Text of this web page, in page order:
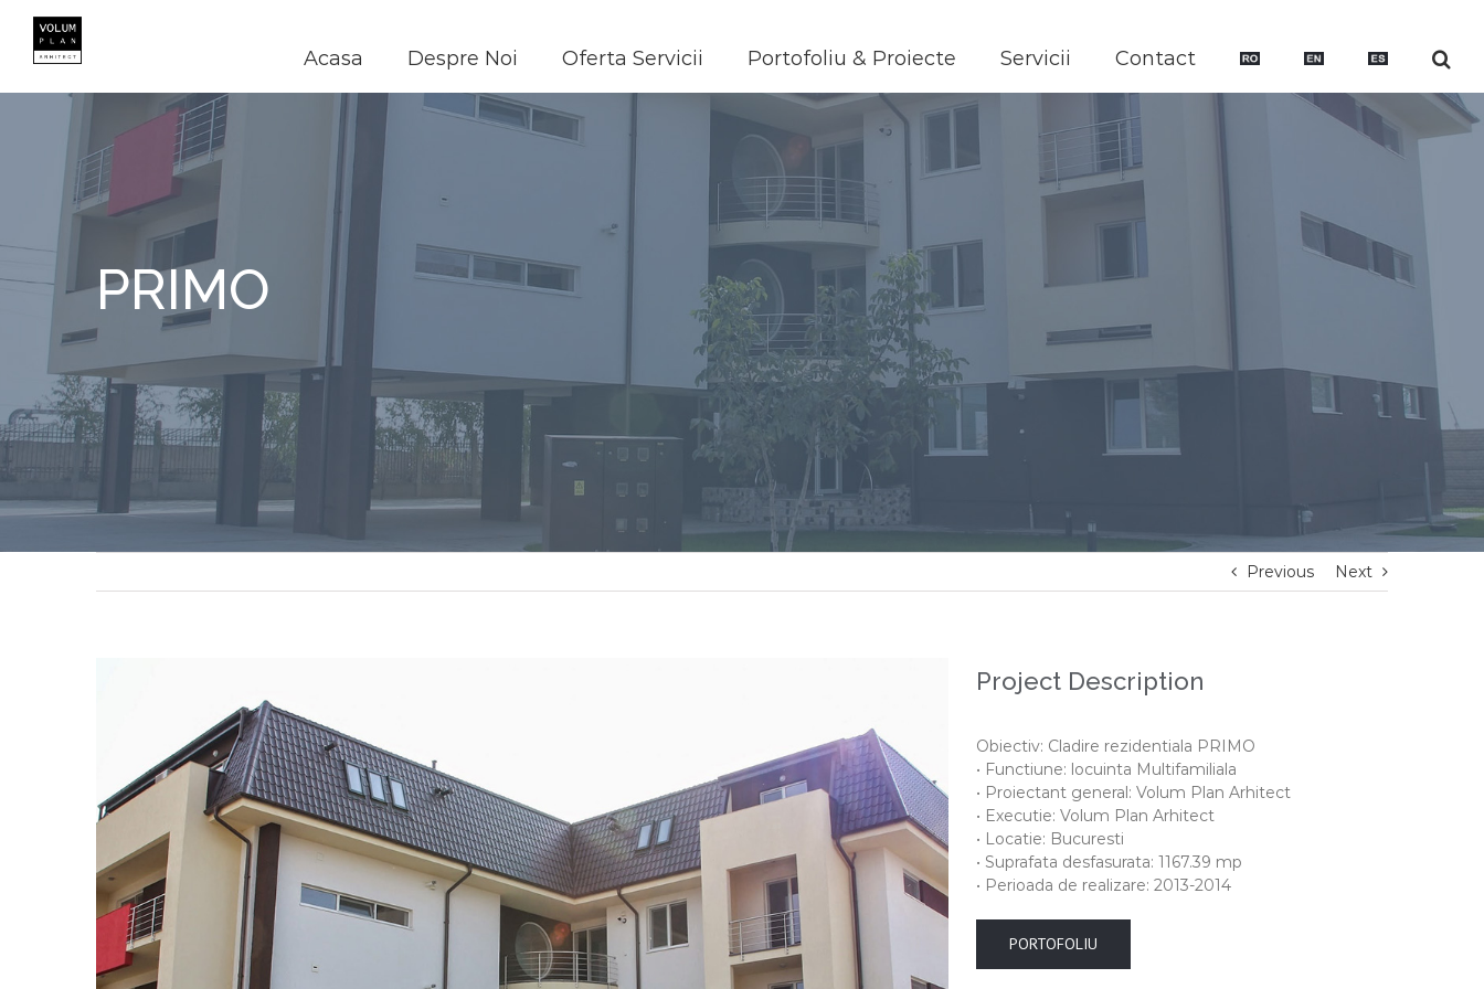
content
Acasa Despre Noi Oferta Servicii Portofoliu & Proiecte Servicii Contact
PRIMO
Previous Next
Project Description
Obiectiv: Cladire rezidentiala PRIMO
• Functiune: locuinta Multifamiliala
• Proiectant general: Volum Plan Arhitect
• Executie: Volum Plan Arhitect
• Locatie: Bucuresti
• Suprafata desfasurata: 1167.39 mp
• Perioada de realizare: 2013-2014
PORTOFOLIU